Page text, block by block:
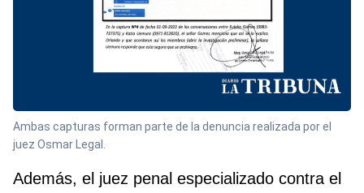
Ambas capturas forman parte de la denuncia realizada por el
juez Osmar Legal.
Además, el juez penal especializado contra el